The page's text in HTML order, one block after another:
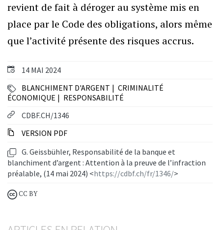
14 MAI 2024
BLANCHIMENT D'ARGENT
CRIMINALITÉ
ÉCONOMIQUE
RESPONSABILITÉ
CDBF.CH/1346
VERSION PDF
G. Geissbühler, Responsabilité de la banque et
blanchiment d’argent : Attention à la preuve de l’infraction
préalable, (14 mai 2024) <https://cdbf.ch/fr/1346/>
CC BY
revient de fait à déroger au système mis en
place par le Code des obligations, alors même
que l’activité présente des risques accrus.